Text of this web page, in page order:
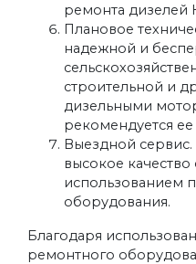
ремонта дизелей
Плановое
надежной и
строительной и
дизельными
рекомендуется
Выездной сервис.
высокое
использованием
оборудования.
Благодаря
ремонтного